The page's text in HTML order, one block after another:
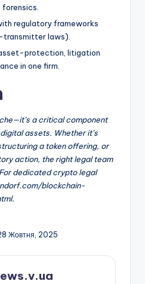
regulatory frameworks
transmitter laws).
protection, litigation
in one firm.
a critical component
assets. Whether it’s
a token offering, or
action, the right legal team
dedicated crypto legal
blockchain-
Жовтня, 2025